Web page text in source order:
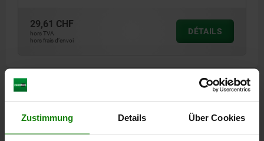
Zustimmung Details Über Cookies
29,61 CHF
hors TVA
hors frais d’envoi
DÉTAILS
DÉTAILS
CAO